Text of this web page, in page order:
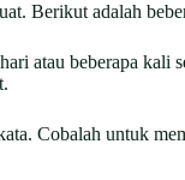
Berikut adalah
atau beberapa
Cobalah untuk